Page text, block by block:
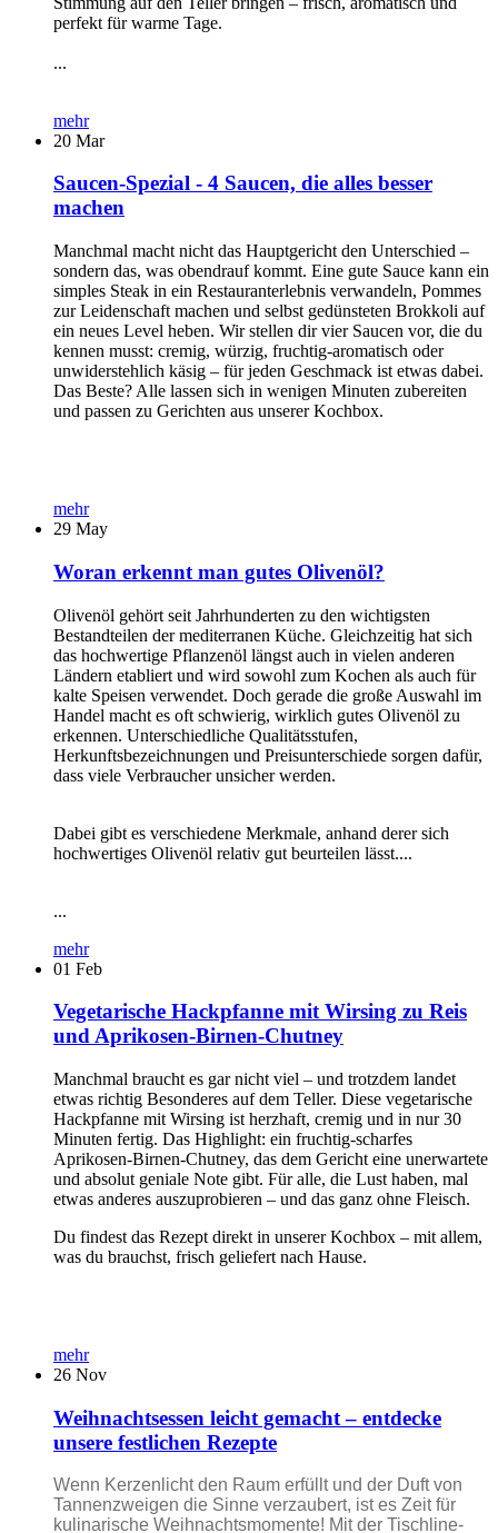
perfekt für warme Tage.
...
mehr
20 Mar
Saucen-Spezial - 4 Saucen, die alles besser
machen
Manchmal macht nicht das Hauptgericht den Unterschied –
sondern das, was obendrauf kommt. Eine gute Sauce kann ein
simples Steak in ein Restauranterlebnis verwandeln, Pommes
zur Leidenschaft machen und selbst gedünsteten Brokkoli auf
ein neues Level heben. Wir stellen dir vier Saucen vor, die du
kennen musst: cremig, würzig, fruchtig-aromatisch oder
unwiderstehlich käsig – für jeden Geschmack ist etwas dabei.
Das Beste? Alle lassen sich in wenigen Minuten zubereiten
und passen zu Gerichten aus unserer Kochbox.
mehr
29 May
Woran erkennt man gutes Olivenöl?
Olivenöl gehört seit Jahrhunderten zu den wichtigsten
Bestandteilen der mediterranen Küche. Gleichzeitig hat sich
das hochwertige Pflanzenöl längst auch in vielen anderen
Ländern etabliert und wird sowohl zum Kochen als auch für
kalte Speisen verwendet. Doch gerade die große Auswahl im
Handel macht es oft schwierig, wirklich gutes Olivenöl zu
erkennen. Unterschiedliche Qualitätsstufen,
Herkunftsbezeichnungen und Preisunterschiede sorgen dafür,
dass viele Verbraucher unsicher werden.
Dabei gibt es verschiedene Merkmale, anhand derer sich
hochwertiges Olivenöl relativ gut beurteilen lässt....
...
mehr
01 Feb
Vegetarische Hackpfanne mit Wirsing zu Reis
und Aprikosen-Birnen-Chutney
Manchmal braucht es gar nicht viel – und trotzdem landet
etwas richtig Besonderes auf dem Teller. Diese vegetarische
Hackpfanne mit Wirsing ist herzhaft, cremig und in nur 30
Minuten fertig. Das Highlight: ein fruchtig-scharfes
Aprikosen-Birnen-Chutney, das dem Gericht eine unerwartete
und absolut geniale Note gibt. Für alle, die Lust haben, mal
etwas anderes auszuprobieren – und das ganz ohne Fleisch.
Du findest das Rezept direkt in unserer Kochbox – mit allem,
was du brauchst, frisch geliefert nach Hause.
mehr
26 Nov
Weihnachtsessen leicht gemacht – entdecke
unsere festlichen Rezepte
Wenn Kerzenlicht den Raum erfüllt und der Duft von
Tannenzweigen die Sinne verzaubert, ist es Zeit für
kulinarische Weihnachtsmomente! Mit der Tischline-